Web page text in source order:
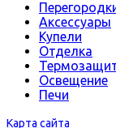
Аксессуары
Купели
Отделка
Освещение
Печи
Карта сайта